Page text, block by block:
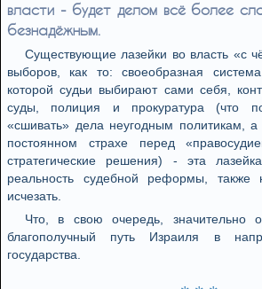
власти - будет делом всё более
безнадёжным.
Существующие лазейки во власть «с
выборов, как то: своеобразная
которой судьи выбирают сами себя,
суды, полиция и прокуратура (что
«сшивать» дела неугодным политикам,
постоянном страхе перед
стратегические решения) - эта
реальность судебной реформы, также
исчезать.
Что, в свою очередь, значительно
благополучный путь Израиля в
государства.